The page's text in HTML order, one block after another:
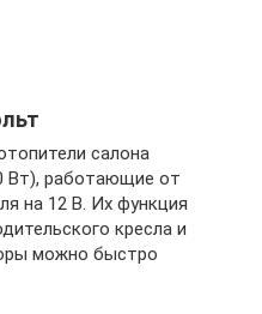
салона
Вт), работающие от
на 12 В. Их функция
кресла и
можно быстро